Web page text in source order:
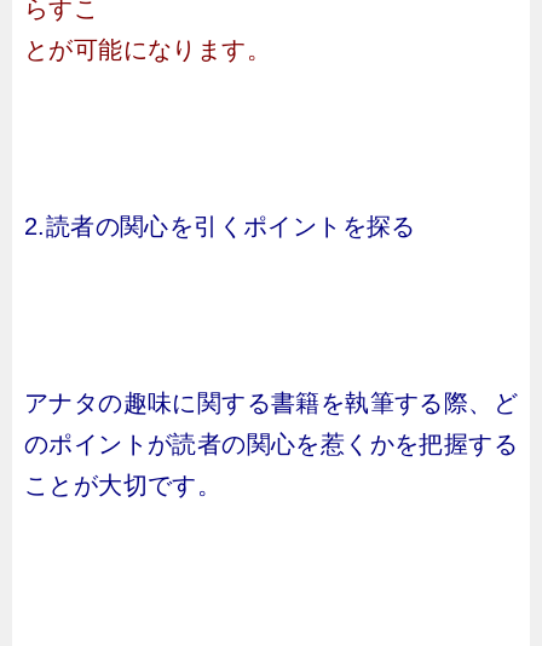
らすこ
とが可能になります。
2.読者の関心を引くポイントを探る
アナタの趣味に関する書籍を執筆する際、ど
のポイントが読者の関心を惹くかを把握する
ことが大切です。